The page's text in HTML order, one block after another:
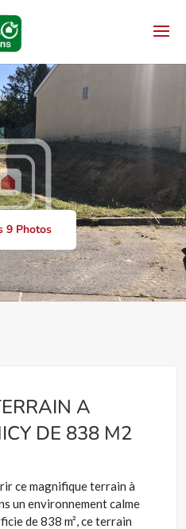
9 Photos
A
DE 838 M2
ce magnifique terrain à
un environnement calme
de 838 m², ce terrain